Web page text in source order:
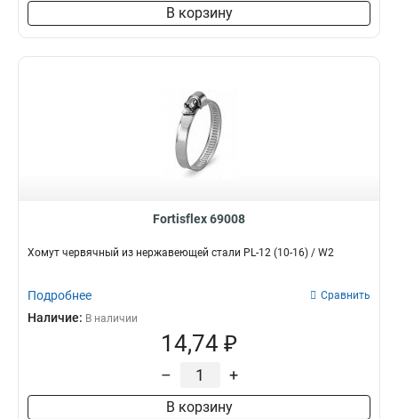
В корзину
Fortisflex 69008
Хомут червячный из нержавеющей стали PL-12 (10-16) / W2
Подробнее Сравнить
Наличие: В наличии
14,74 ₽
– +
В корзину